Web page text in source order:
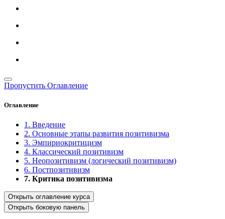
Пропустить Оглавление
Оглавление
1. Введение
2. Основные этапы развития позитивизма
3. Эмпириокритицизм
4. Классический позитивизм
5. Неопозитивизм (логический позитивизм)
6. Постпозитивизм
7. Критика позитивизма
Открыть оглавление курса
Открыть боковую панель